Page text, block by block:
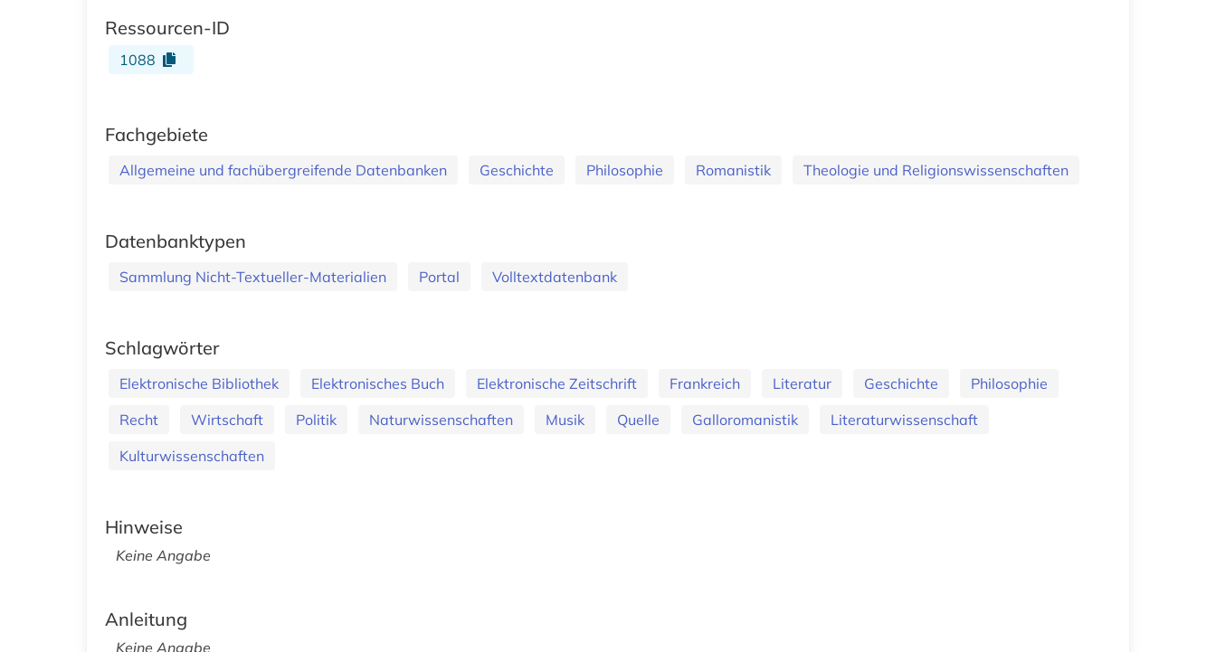
Ressourcen-ID
1088
Fachgebiete
Allgemeine und fachübergreifende Datenbanken Geschichte Philosophie Romanistik Theologie und Religionswissenschaften
Datenbanktypen
Sammlung Nicht-Textueller-Materialien Portal Volltextdatenbank
Schlagwörter
Elektronische Bibliothek Elektronisches Buch Elektronische Zeitschrift Frankreich Literatur Geschichte
Philosophie
Recht
Wirtschaft Politik Naturwissenschaften Musik Quelle Galloromanistik
Literaturwissenschaft
Kulturwissenschaften
Hinweise
Keine Angabe
Anleitung
Keine Angabe